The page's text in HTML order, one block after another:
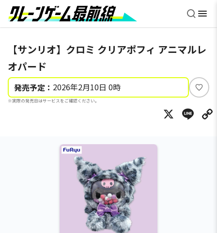
【サンリオ】クロミ クリアポフィ アニマルレ
オパード
発売予定： 2026年2月10日 0時
※実際の発売日はサービスをご確認ください。
い
ね
X